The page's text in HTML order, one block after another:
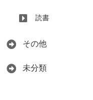
読書
その他
未分類